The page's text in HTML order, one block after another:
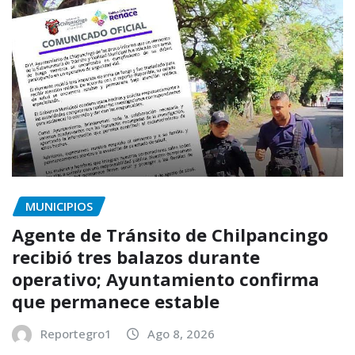
MUNICIPIOS
Agente de Tránsito de Chilpancingo
recibió tres balazos durante
operativo; Ayuntamiento confirma
que permanece estable
Reportegro1 Ago 8, 2026